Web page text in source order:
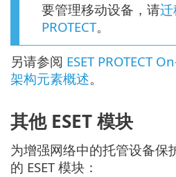
要管理移动设备，请迁
PROTECT。
另请参阅 ESET PROTECT
架构元素概述。
其他 ESET 模块
为增强网络中的托管设备保
的 ESET 模块：